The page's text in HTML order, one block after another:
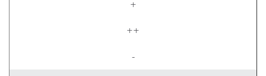
+
++
-